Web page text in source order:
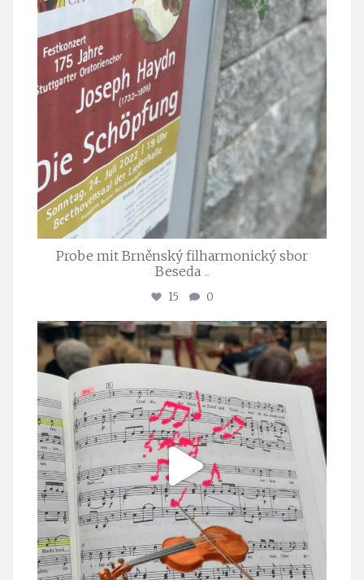
Probe mit Brněnský filharmonický sbor
Beseda ...
15 0
stuttgarter_oratorienchor
Juli 23